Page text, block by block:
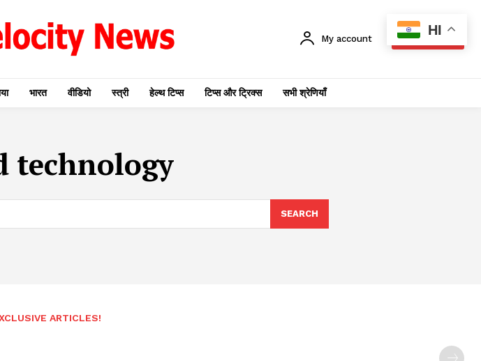
My account SUBSCRIBE
भारत वीडियो स्त्री हेल्थ टिप्स टिप्स और ट्रिक्स सभी श्रेणियाँ
technology
SEARCH
ARTICLES!
HI